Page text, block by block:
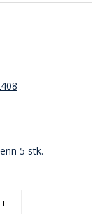
5 stk.
+